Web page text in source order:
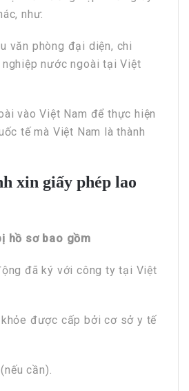
như:
văn phòng đại diện, chi
nghiệp nước ngoài tại Việt
vào Việt Nam để thực hiện
tế mà Việt Nam là thành
xin giấy phép lao
hồ sơ bao gồm
đã ký với công ty tại Việt
được cấp bởi cơ sở y tế
cần).